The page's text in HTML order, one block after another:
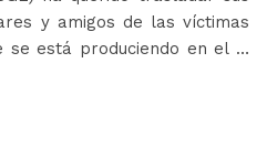
y amigos de las víctimas
se está produciendo en el …